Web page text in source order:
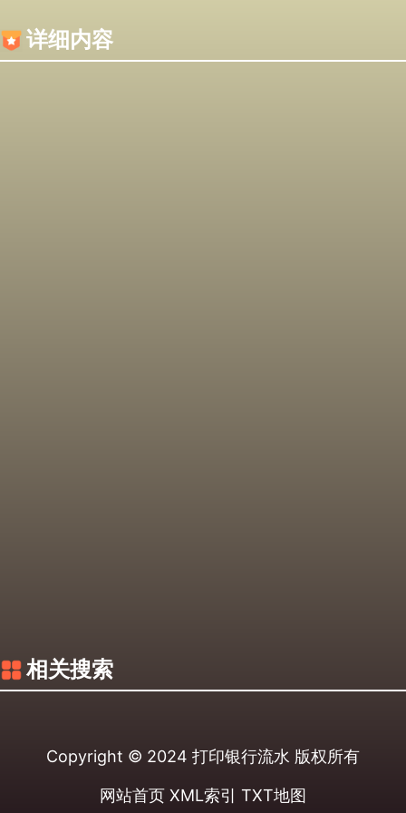
详细内容
相关搜索
Copyright © 2024 打印银行流水 版权所有
网站首页 XML索引 TXT地图